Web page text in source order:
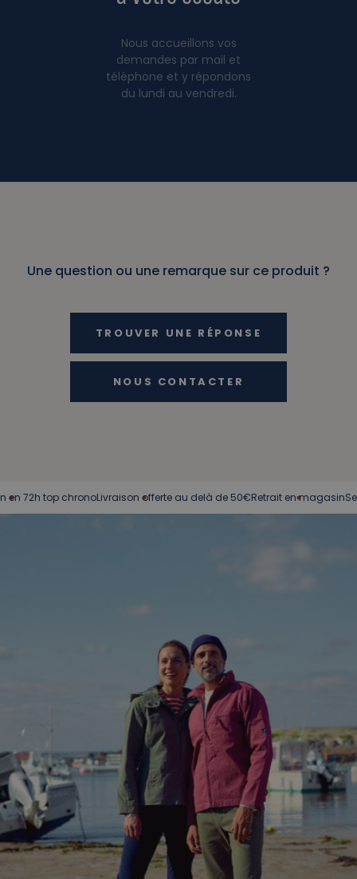
Nous accueillons vos
demandes par mail et
téléphone et y répondons
du lundi au vendredi.
Une question ou une remarque sur ce produit ?
TROUVER UNE RÉPONSE
NOUS CONTACTER
top chronoLivraison offerte au delà de 50€Retrait en magasinService